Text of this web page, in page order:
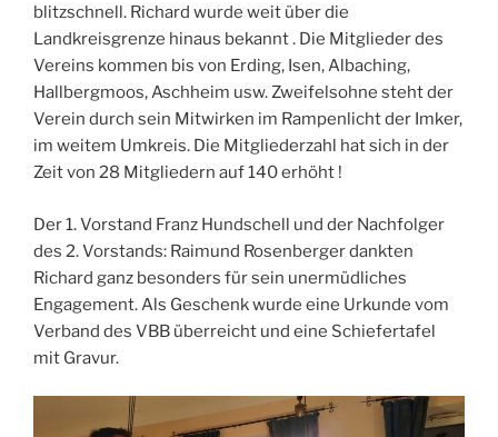
blitzschnell. Richard wurde weit über die
Landkreisgrenze hinaus bekannt . Die Mitglieder des
Vereins kommen bis von Erding, Isen, Albaching,
Hallbergmoos, Aschheim usw. Zweifelsohne steht der
Verein durch sein Mitwirken im Rampenlicht der Imker,
im weitem Umkreis. Die Mitgliederzahl hat sich in der
Zeit von 28 Mitgliedern auf 140 erhöht !
Der 1. Vorstand Franz Hundschell und der Nachfolger
des 2. Vorstands: Raimund Rosenberger dankten
Richard ganz besonders für sein unermüdliches
Engagement. Als Geschenk wurde eine Urkunde vom
Verband des VBB überreicht und eine Schiefertafel
mit Gravur.